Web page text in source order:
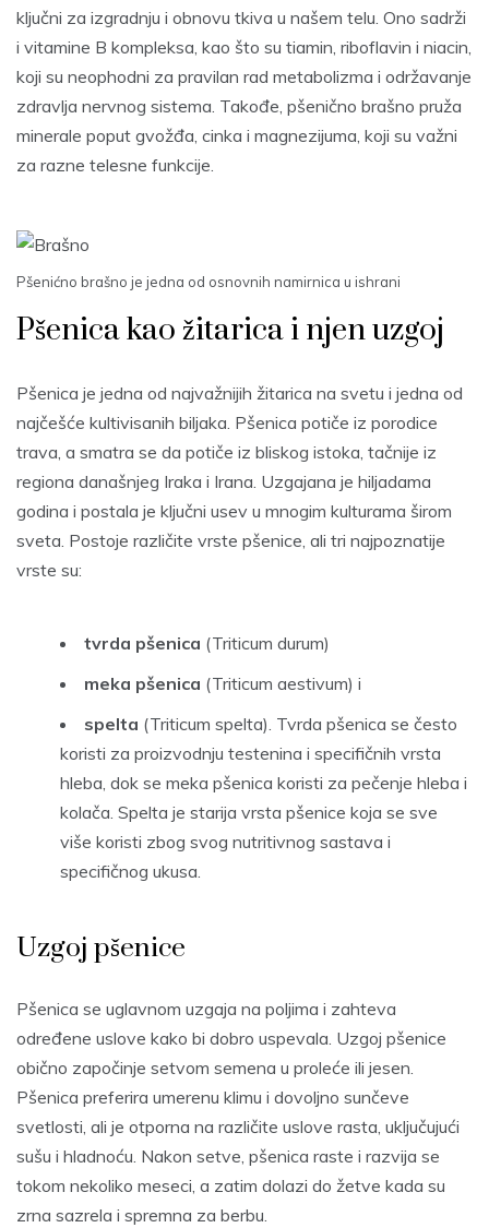
ključni za izgradnju i obnovu tkiva u našem telu. Ono sadrži
i vitamine B kompleksa, kao što su tiamin, riboflavin i niacin,
koji su neophodni za pravilan rad metabolizma i održavanje
zdravlja nervnog sistema. Takođe, pšenično brašno pruža
minerale poput gvožđa, cinka i magnezijuma, koji su važni
za razne telesne funkcije.
Pšenićno brašno je jedna od osnovnih namirnica u ishrani
Pšenica kao žitarica i njen uzgoj
Pšenica je jedna od najvažnijih žitarica na svetu i jedna od
najčešće kultivisanih biljaka. Pšenica potiče iz porodice
trava, a smatra se da potiče iz bliskog istoka, tačnije iz
regiona današnjeg Iraka i Irana. Uzgajana je hiljadama
godina i postala je ključni usev u mnogim kulturama širom
sveta. Postoje različite vrste pšenice, ali tri najpoznatije
vrste su:
tvrda pšenica (Triticum durum)
meka pšenica (Triticum aestivum) i
spelta (Triticum spelta). Tvrda pšenica se često
koristi za proizvodnju testenina i specifičnih vrsta
hleba, dok se meka pšenica koristi za pečenje hleba i
kolača. Spelta je starija vrsta pšenice koja se sve
više koristi zbog svog nutritivnog sastava i
specifičnog ukusa.
Uzgoj pšenice
Pšenica se uglavnom uzgaja na poljima i zahteva
određene uslove kako bi dobro uspevala. Uzgoj pšenice
obično započinje setvom semena u proleće ili jesen.
Pšenica preferira umerenu klimu i dovoljno sunčeve
svetlosti, ali je otporna na različite uslove rasta, uključujući
sušu i hladnoću. Nakon setve, pšenica raste i razvija se
tokom nekoliko meseci, a zatim dolazi do žetve kada su
zrna sazrela i spremna za berbu.